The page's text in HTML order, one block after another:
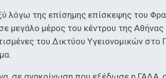
λόγω της επίσημης επίσκεψης του
μεγάλο μέρος του κέντρου της Αθήνας
του Δικτύου Υγειονομικών